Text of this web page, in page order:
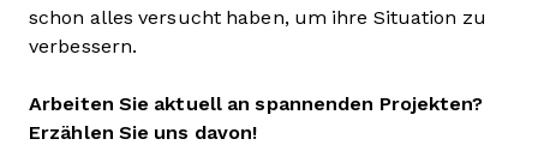
schon alles versucht haben, um ihre Situation zu
verbessern.
Arbeiten Sie aktuell an spannenden Projekten?
Erzählen Sie uns davon!